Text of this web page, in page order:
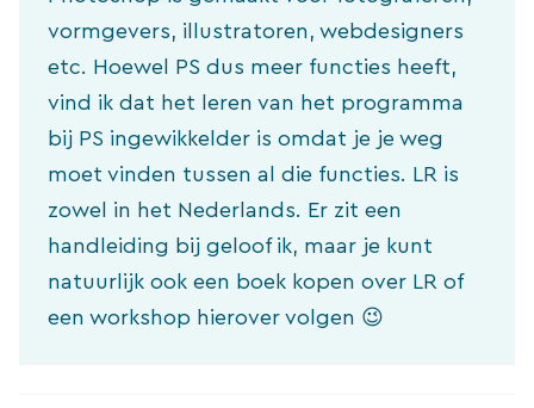
vormgevers, illustratoren, webdesigners
etc. Hoewel PS dus meer functies heeft,
vind ik dat het leren van het programma
bij PS ingewikkelder is omdat je je weg
moet vinden tussen al die functies. LR is
zowel in het Nederlands. Er zit een
handleiding bij geloof ik, maar je kunt
natuurlijk ook een boek kopen over LR of
een workshop hierover volgen 😉